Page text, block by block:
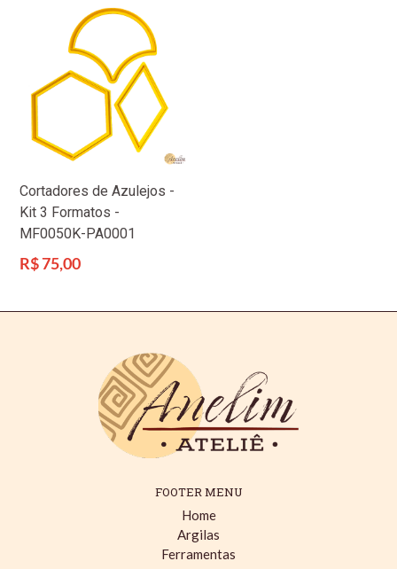
Cortadores de Azulejos -
Kit 3 Formatos -
MF0050K-PA0001
Preço
R$ 75,00
FOOTER MENU
Home
Argilas
Ferramentas